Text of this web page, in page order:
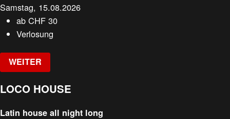
Samstag, 15.08.2026
abCHF 30
Verlosung
WEITER
LOCO HOUSE
Latin house all night long